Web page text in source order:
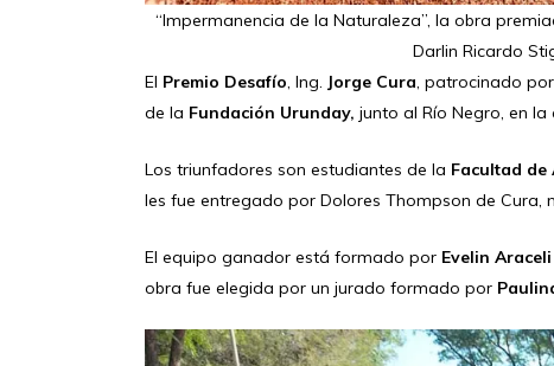
“Impermanencia de la Naturaleza”, la obra
Darlin Ricardo
El Premio Desafío, Ing. Jorge Cura, patrocinado por
de la Fundación Urunday, junto al Río Negro, en
Los triunfadores son estudiantes de la Facultad de
les fue entregado por Dolores Thompson de Cura,
El equipo ganador está formado por Evelin
obra fue elegida por un jurado formado por